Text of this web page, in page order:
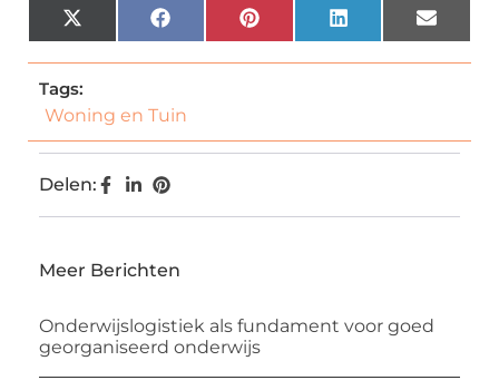
X
(Twitter)
FacebookPinterestLinkedIn Email
Tags:
Woning en Tuin
Delen:
Meer Berichten
Onderwijslogistiek als fundament voor goed
georganiseerd onderwijs